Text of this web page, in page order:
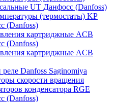
UT Данфосс (Danfoss)
(термостаты) KP
(Danfoss)
картриджные ACB
(Danfoss)
картриджные ACB
Danfoss Saginomiya
скорости вращения
конденсатора RGE
(Danfoss)